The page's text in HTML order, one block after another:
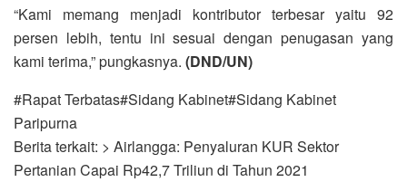
“Kami memang menjadi kontributor terbesar yaitu 92
persen lebih, tentu ini sesuai dengan penugasan yang
kami terima,” pungkasnya. (DND/UN)
#Rapat Terbatas#Sidang Kabinet#Sidang Kabinet
Paripurna
Berita terkait: > Airlangga: Penyaluran KUR Sektor
Pertanian Capai Rp42,7 Triliun di Tahun 2021